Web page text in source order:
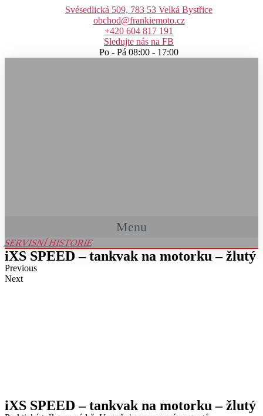
Svésedlická 509, 783 53 Velká Bystřice
obchod@frankiemoto.cz
+420 604 817 191
Sledujte nás na FB
Po - Pá 08:00 - 17:00
Menu
SERVISNÍ HISTORIE
iXS SPEED – tankvak na motorku – žlutý
Previous
Next
iXS SPEED – tankvak na motorku – žlutý